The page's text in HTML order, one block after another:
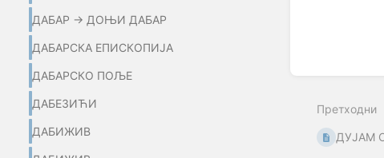
ДАБАР → ДОЊИ ДАБАР
ДАБАРСКА ЕПИСКОПИЈА
ДАБАРСКО ПОЉЕ
ДАБЕЗИЋИ
ДАБИЖИВ
Претходни
ДУЈАМ